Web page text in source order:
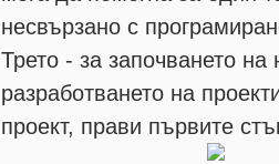
несвързано с
Трето - за започването
разработването на
проект, прави първите